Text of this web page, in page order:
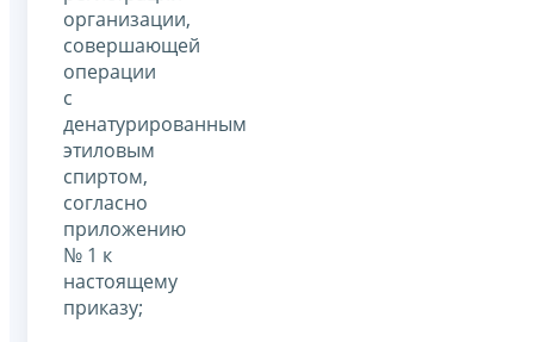
организации,
совершающей
операции
с
денатурированным
этиловым
спиртом,
согласно
приложению
№ 1 к
настоящему
приказу;